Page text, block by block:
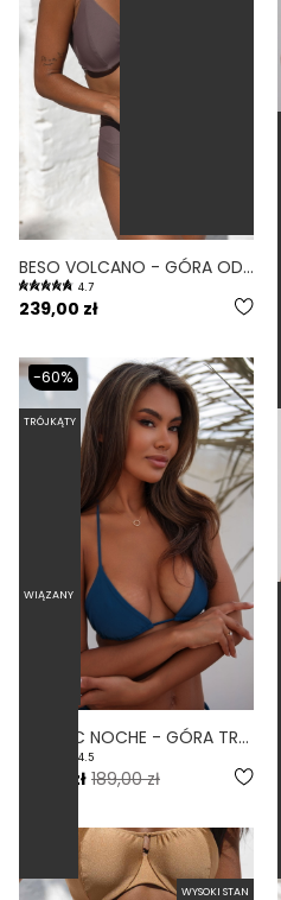
BESO VOLCANO - GÓRA OD BIKINI Z FISZBINAMI FIOLETOWY
4.7
239,00 zł
TRÓJKĄTY
-60%
CLASSIC NOCHE - GÓRA TRÓJKĄTNA OD BIKINI WIĄZANA NIEBIESKI
4.5
75,60 zł 189,00 zł
WIĄZANY
WYSOKI STAN